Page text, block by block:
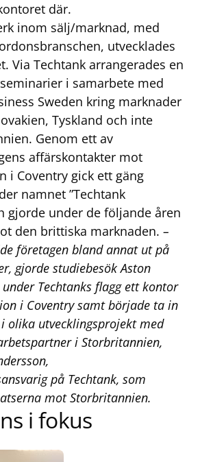
där.
inom sälj/marknad, med
utvecklades
Via Techtank arrangerades en
i samarbete med
Sweden kring marknader
Tyskland och inte
Genom ett av
affärskontakter mot
i Coventry gick ett gäng
namnet ”Techtank
gjorde under de följande åren
den brittiska marknaden. –
företagen bland annat ut på
gjorde studiebesök Aston
Techtanks flagg ett kontor
i Coventry samt började ta in
olika utvecklingsprojekt med
i Storbritannien,
på Techtank, som
mot Storbritannien.
i fokus